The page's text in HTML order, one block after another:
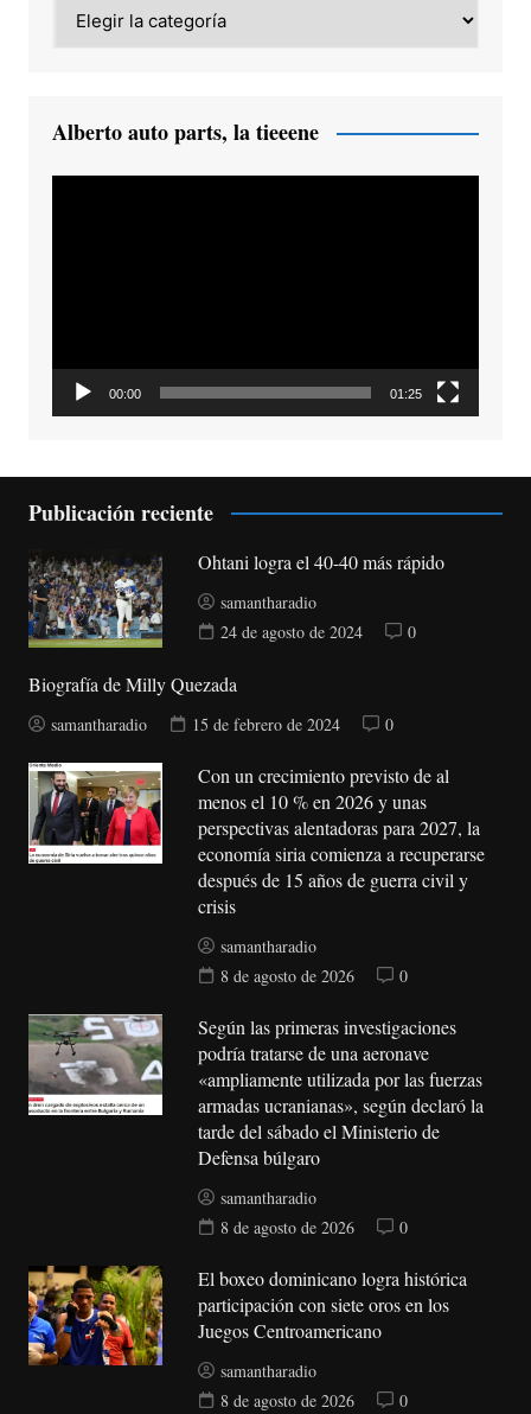
Alberto auto parts, la tieeene
00:00 01:25
Publicación reciente
Ohtani logra el 40-40 más rápido
samantharadio
24 de agosto de 2024
0
Biografía de Milly Quezada
samantharadio 15 de febrero de 2024 0
Con un crecimiento previsto de al
menos el 10 % en 2026 y unas
perspectivas alentadoras para 2027, la
economía siria comienza a recuperarse
después de 15 años de guerra civil y
crisis
samantharadio
8 de agosto de 2026
0
Según las primeras investigaciones
podría tratarse de una aeronave
«ampliamente utilizada por las fuerzas
armadas ucranianas», según declaró la
tarde del sábado el Ministerio de
Defensa búlgaro
samantharadio
8 de agosto de 2026
0
El boxeo dominicano logra histórica
participación con siete oros en los
Juegos Centroamericano
samantharadio
8 de agosto de 2026
0